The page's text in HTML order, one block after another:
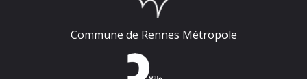
Commune de Rennes Métropole